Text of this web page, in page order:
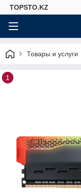
TOPSTO.KZ
Товары и услуги
1